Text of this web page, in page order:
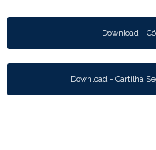
Download -
Download - Cartilha